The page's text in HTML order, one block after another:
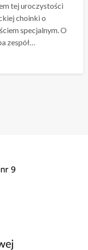
tej uroczystości
choinki o
specjalnym. O
zespół…